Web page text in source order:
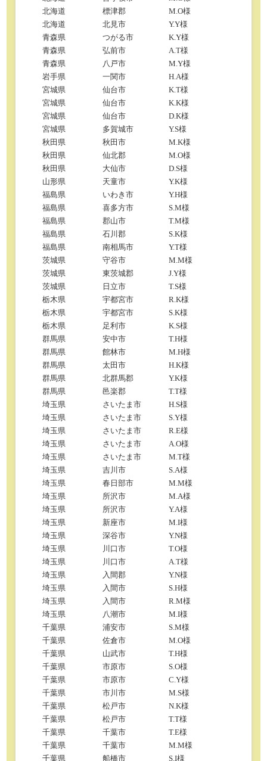
北海道
標津郡
M.O様
北海道
北見市
Y.Y様
青森県
つがる市
K.Y様
青森県
弘前市
A.T様
青森県
八戸市
M.Y様
岩手県
一関市
H.A様
宮城県
仙台市
K.T様
宮城県
仙台市
K.K様
宮城県
仙台市
D.K様
宮城県
多賀城市
Y.S様
秋田県
秋田市
M.K様
秋田県
仙北郡
M.O様
秋田県
大仙市
D.S様
山形県
天童市
Y.K様
福島県
いわき市
Y.H様
福島県
喜多方市
S.M様
福島県
郡山市
T.M様
福島県
石川郡
S.K様
福島県
南相馬市
Y.T様
茨城県
守谷市
M.M様
茨城県
東茨城郡
J.Y様
茨城県
日立市
T.S様
栃木県
宇都宮市
R.K様
栃木県
宇都宮市
S.K様
栃木県
足利市
K.S様
群馬県
安中市
T.H様
群馬県
館林市
M.H様
群馬県
太田市
H.K様
群馬県
北群馬郡
Y.K様
群馬県
邑楽郡
T.T様
埼玉県
さいたま市
H.S様
埼玉県
さいたま市
S.Y様
埼玉県
さいたま市
R.E様
埼玉県
さいたま市
A.O様
埼玉県
さいたま市
M.T様
埼玉県
吉川市
S.A様
埼玉県
春日部市
M.M様
埼玉県
所沢市
M.A様
埼玉県
所沢市
Y.A様
埼玉県
新座市
M.I様
埼玉県
深谷市
Y.N様
埼玉県
川口市
T.O様
埼玉県
川口市
A.T様
埼玉県
入間郡
Y.N様
埼玉県
入間市
S.H様
埼玉県
入間市
R.M様
埼玉県
八潮市
M.I様
千葉県
浦安市
S.M様
千葉県
佐倉市
M.O様
千葉県
山武市
T.H様
千葉県
市原市
S.O様
千葉県
市原市
C.Y様
千葉県
市川市
M.S様
千葉県
松戸市
N.K様
千葉県
松戸市
T.T様
千葉県
千葉市
T.E様
千葉県
千葉市
M.M様
千葉県
船橋市 S.I様